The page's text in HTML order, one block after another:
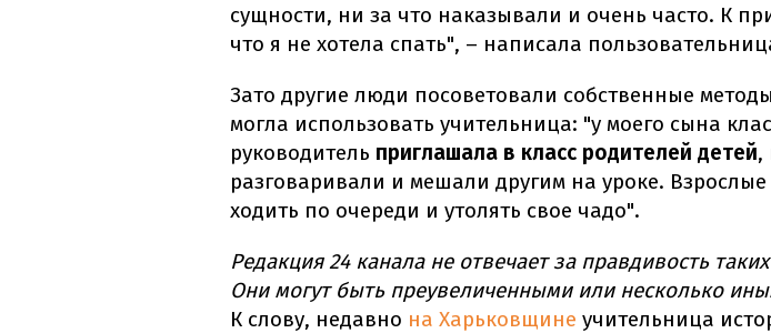
сущности, ни за что наказывали и очень часто. К
что я не хотела спать", – написала
Зато другие люди посоветовали собственные
могла использовать учительница: "у моего сына
руководитель приглашала в класс родителей детей,
разговаривали и мешали другим на уроке.
ходить по очереди и утолять свое чадо".
Редакция 24 канала не отвечает за правдивость
Они могут быть преувеличенными или несколько
К слову, недавно на Харьковщине учительница